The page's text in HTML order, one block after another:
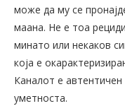
може да му се
маана. Не е тоа
минато или некаков
која е
Каналот е
уметноста.